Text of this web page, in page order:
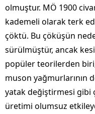
olmuştur. MÖ 1900
kademeli olarak terk
çöktü. Bu çöküşün
sürülmüştür, ancak
popüler teorilerden
muson yağmurlarının
yatak değiştirmesi gibi
üretimi olumsuz